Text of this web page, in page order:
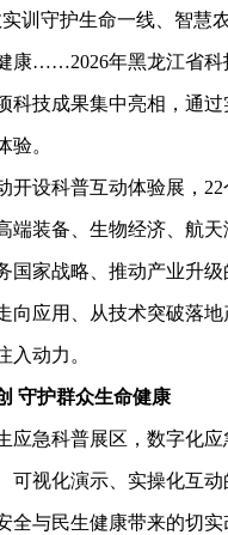
训守护生命一线、智慧
康……2026年黑龙江省科
科技成果集中亮相，通
验。
开设科普互动体验展，
端装备、生物经济、航
国家战略、推动产业升
向应用、从技术突破落
入动力。
守护群众生命健康
应急科普展区，数字化
可视化演示、实操化互
全与民生健康带来的切实